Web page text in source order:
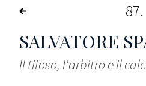
87
SALVATORE
Il tifoso, l'arbitro e il